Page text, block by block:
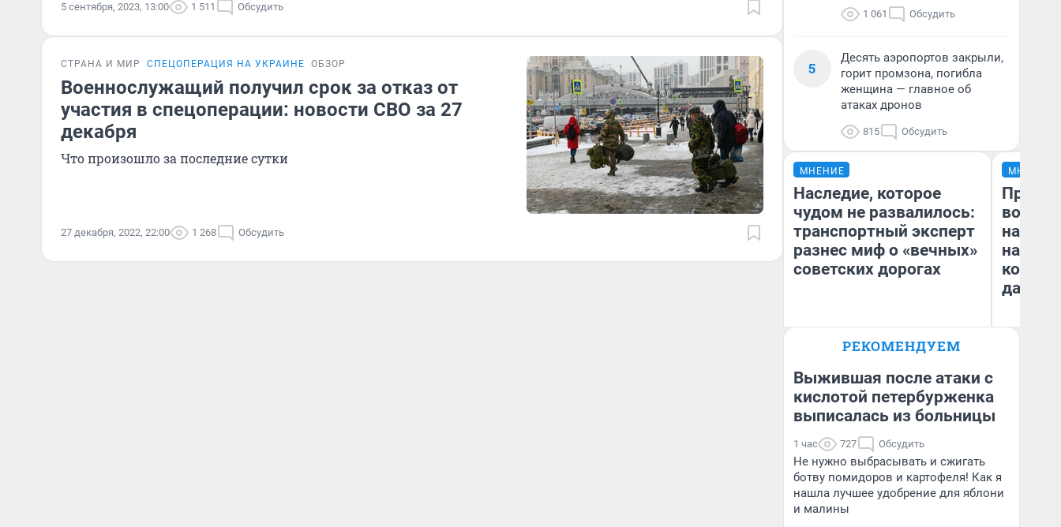
5 сентября, 2023, 13:00 1 511 Обсудить
СТРАНА И МИР СПЕЦОПЕРАЦИЯ НА УКРАИНЕ ОБЗОР
Военнослужащий получил срок за отказ от
участия в спецоперации: новости СВО за 27
декабря
Что произошло за последние сутки
27 декабря, 2022, 22:00 1 268 Обсудить
1 061 Обсудить
5
Десять аэропортов закрыли,
горит промзона, погибла
женщина — главное об
атаках дронов
815 Обсудить
МНЕНИЕ
Наследие, которое
чудом не развалилось:
транспортный эксперт
разнес миф о «вечных»
советских дорогах
Блогер, предприниматель,
бизнесе
МНЕНИЕ
нам
даже
РЕКОМЕНДУЕМ
Выжившая после атаки с
кислотой петербурженка
выписалась из больницы
1 час 727 Обсудить
Не нужно выбрасывать и сжигать
ботву помидоров и картофеля! Как я
нашла лучшее удобрение для яблони
и малины